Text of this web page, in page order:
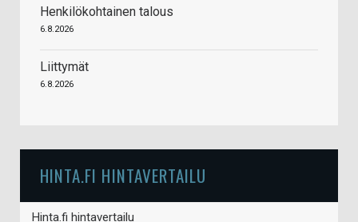
Henkilökohtainen talous
6.8.2026
Liittymät
6.8.2026
HINTA.FI HINTAVERTAILU
Hinta.fi hintavertailu